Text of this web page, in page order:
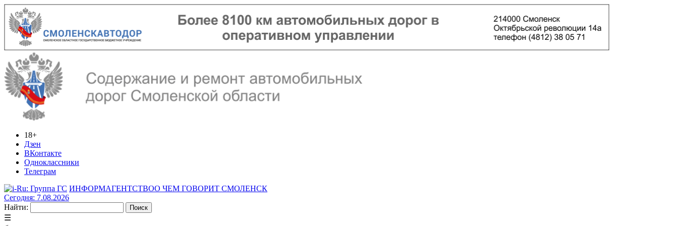
18+
Дзен
ВКонтакте
Одноклассники
Телеграм
ИНФОРМАГЕНТСТВОО ЧЕМ ГОВОРИТ СМОЛЕНСК
Сегодня: 7.08.2026
Найти:
☰